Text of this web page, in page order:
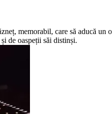
memorabil, care să aducă un
de oaspeții săi distinși.